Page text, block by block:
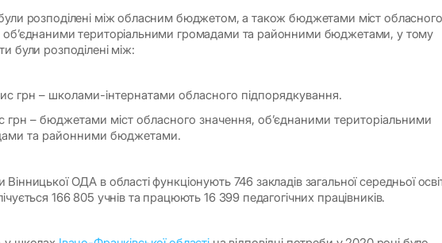
розподілені між обласним бюджетом, а також бюджетами міст обласного
об’єднаними територіальними громадами та районними бюджетами, у тому
були розподілені між:
грн – школами-інтернатами обласного підпорядкування.
грн – бюджетами міст обласного значення, об’єднаними територіальними
та районними бюджетами.
ОДА в області функціонують 746 закладів загальної середньої
166 805 учнів та працюють 16 399 педагогічних працівників.